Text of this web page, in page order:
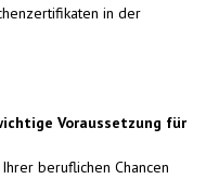
in der
Voraussetzung für
beruflichen Chancen